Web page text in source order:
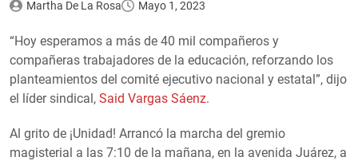
Martha De La Rosa Mayo 1, 2023
“Hoy esperamos a más de 40 mil compañeros y
compañeras trabajadores de la educación, reforzando los
planteamientos del comité ejecutivo nacional y estatal”, dijo
el líder sindical, Said Vargas Sáenz.
Al grito de ¡Unidad! Arrancó la marcha del gremio
magisterial a las 7:10 de la mañana, en la avenida Juárez, a